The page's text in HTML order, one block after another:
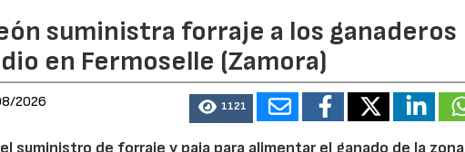
suministra forraje a los ganaderos
en Fermoselle (Zamora)
2026 1121
suministro de forraje y paja para alimentar el ganado de la zona